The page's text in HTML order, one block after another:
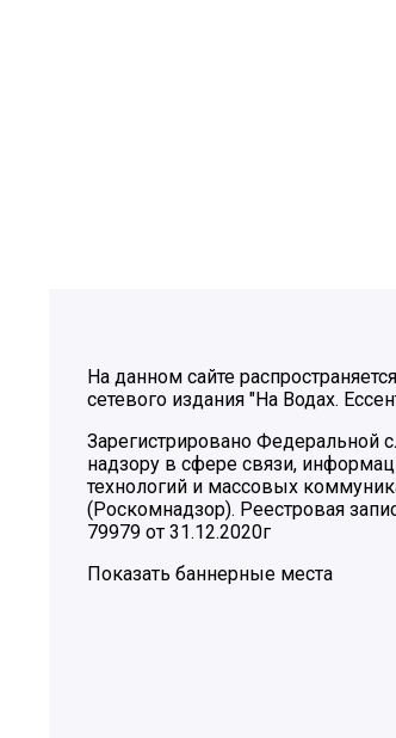
На данном сайте
сетевого издания "На Водах.
Зарегистрировано Федеральной
надзору в сфере связи,
технологий и массовых
(Роскомнадзор). Реестровая
79979 от 31.12.2020г
Показать баннерные места